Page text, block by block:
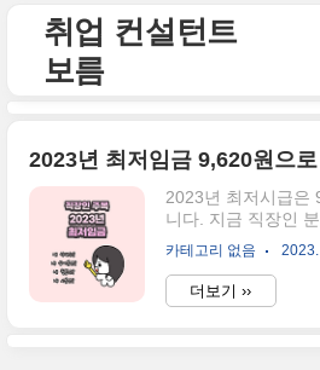
취업 컨설턴트
보름
2023년 최저시급은
니다. 지금 직장인
연봉인상을 기대하
에 대한 관심이 높
한번 계산하러 가실
209시간으로 계산
카테고리 없음
더보기 ››